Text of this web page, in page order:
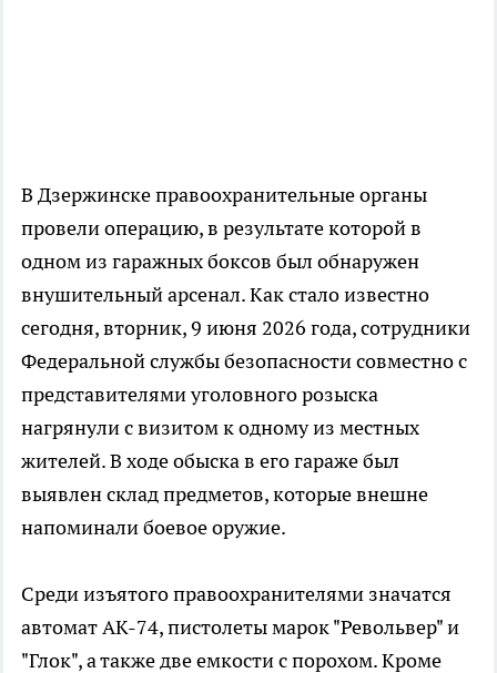
В Дзержинске правоохранительные органы
провели операцию, в результате которой в
одном из гаражных боксов был обнаружен
внушительный арсенал. Как стало известно
сегодня, вторник, 9 июня 2026 года, сотрудники
Федеральной службы безопасности совместно с
представителями уголовного розыска
нагрянули с визитом к одному из местных
жителей. В ходе обыска в его гараже был
выявлен склад предметов, которые внешне
напоминали боевое оружие.
Среди изъятого правоохранителями значатся
автомат АК-74, пистолеты марок "Револьвер" и
"Глок", а также две емкости с порохом. Кроме